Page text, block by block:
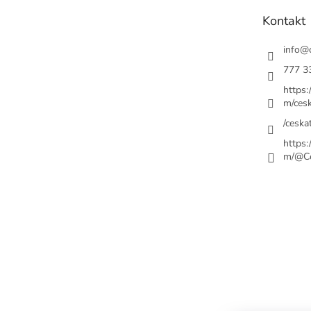
Kontakt
info@
777
m/
/
m/